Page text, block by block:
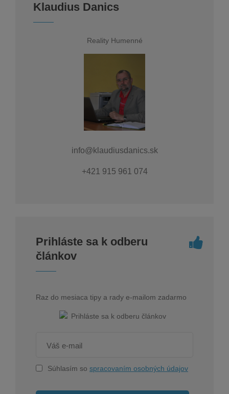
Klaudius Danics
Reality Humenné
info@klaudiusdanics.sk
+421 915 961 074
Prihláste sa k odberu
článkov
Raz do mesiaca tipy a rady e-mailom zadarmo
Súhlasím so spracovaním osobných údajov